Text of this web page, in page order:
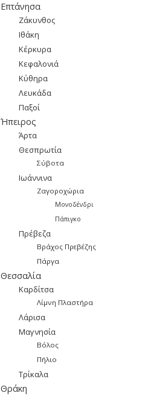
Επτάνησα
Ζάκυνθος
Ιθάκη
Κέρκυρα
Κεφαλονιά
Κύθηρα
Λευκάδα
Παξοί
Ήπειρος
Άρτα
Θεσπρωτία
Σύβοτα
Ιωάννινα
Ζαγοροχώρια
Μονοδένδρι
Πάπιγκο
Πρέβεζα
Βράχος Πρεβέζης
Πάργα
Θεσσαλία
Καρδίτσα
Λίμνη Πλαστήρα
Λάρισα
Μαγνησία
Βόλος
Πήλιο
Τρίκαλα
Θράκη